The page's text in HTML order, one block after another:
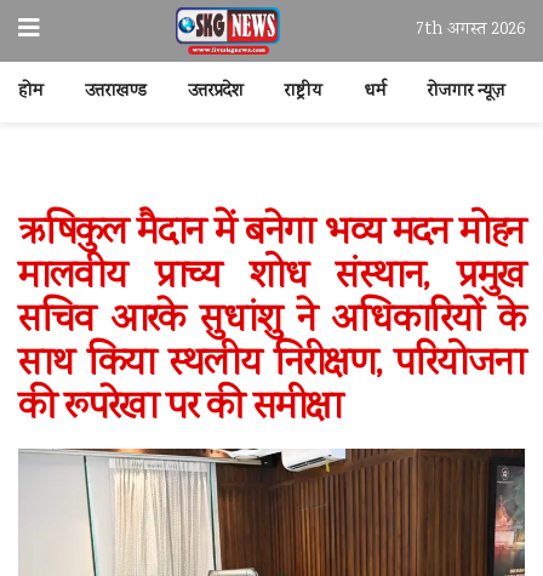
7th अगस्त 2026
होम उत्तराखण्ड उत्तरप्रदेश राष्ट्रीय धर्म रोजगार न्यूज़
ऋषिकुल मैदान में बनेगा भव्य मदन मोहन
मालवीय प्राच्य शोध संस्थान, प्रमुख
सचिव आरके सुधांशु ने अधिकारियों के
साथ किया स्थलीय निरीक्षण, परियोजना
की रूपरेखा पर की समीक्षा